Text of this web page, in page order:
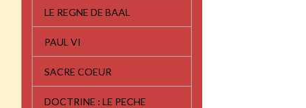
LE REGNE DE BAAL
PAUL VI
SACRE COEUR
DOCTRINE : LE PECHE